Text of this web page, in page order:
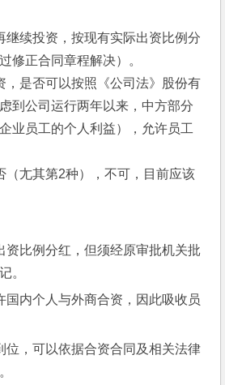
继续投资，按现有实际出资比例分
修正合同章程解决）。
，是否可以按照《公司法》股份有
到公司运行两年以来，中方部分
业员工的个人利益），允许员工
（尢其第2种），不可，目前应该
资比例分红，但须经原审批机关批
。
国内个人与外商合资，因此吸收员
位，可以依据合资合同及相关法律